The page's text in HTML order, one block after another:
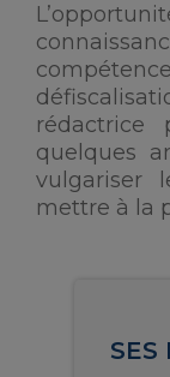
rédactrice
quelques
vulgariser
mettre à la
SES